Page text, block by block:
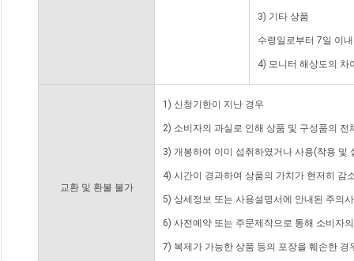
3) 기타 상품
수령일로부터 7일 이
4) 모니터 해상도의 차
교환 및 환불 불가
1) 신청기한이 지난 경우
2) 소비자의 과실로 인해 상품 및 구성품의
3) 개봉하여 이미 섭취하였거나 사용(착용 및
4) 시간이 경과하여 상품의 가치가 현저히 감
5) 상세정보 또는 사용설명서에 안내된 주의
6) 사전예약 또는 주문제작으로 통해 소비자
7) 복제가 가능한 상품 등의 포장을 훼손한 경